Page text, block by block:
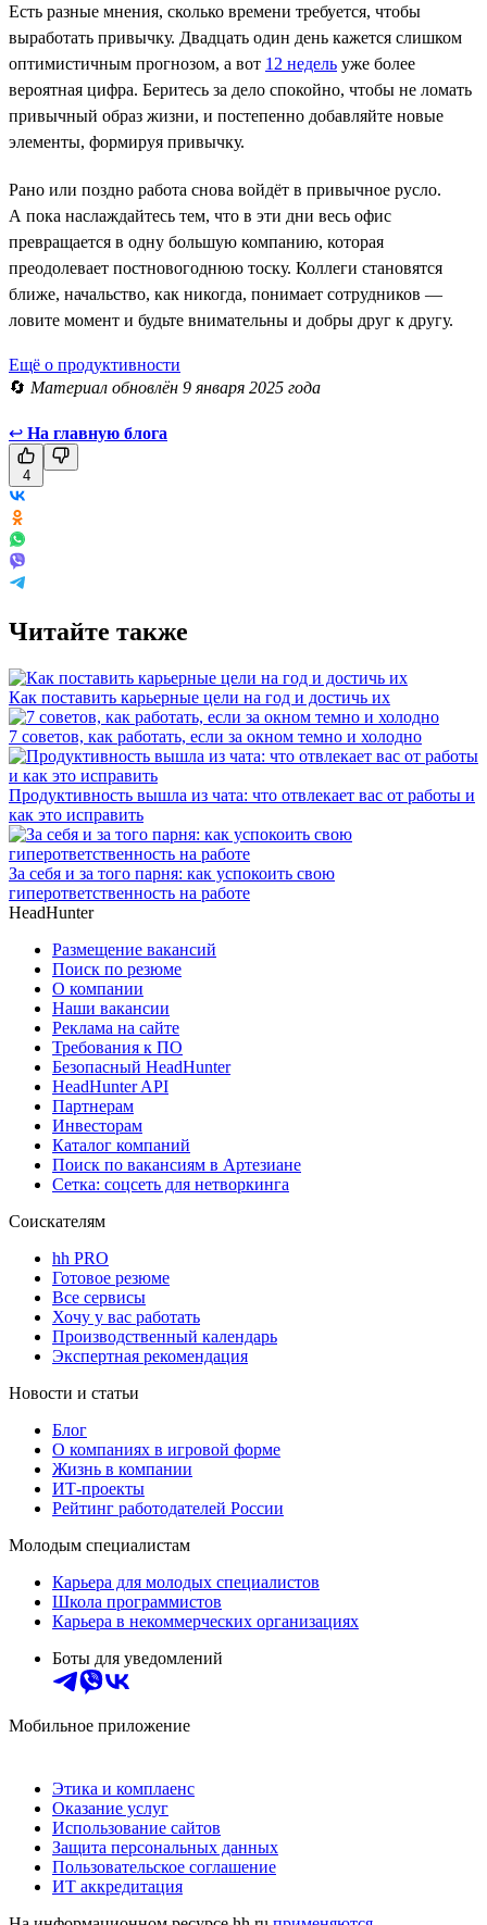
Есть разные мнения, сколько времени требуется, чтобы
выработать привычку. Двадцать один день кажется слишком
оптимистичным прогнозом, а вот 12 недель уже более
вероятная цифра. Беритесь за дело спокойно, чтобы не ломать
привычный образ жизни, и постепенно добавляйте новые
элементы, формируя привычку.
Рано или поздно работа снова войдёт в привычное русло.
А пока наслаждайтесь тем, что в эти дни весь офис
превращается в одну большую компанию, которая
преодолевает постновогоднюю тоску. Коллеги становятся
ближе, начальство, как никогда, понимает сотрудников —
ловите момент и будьте внимательны и добры друг к другу.
Ещё о продуктивности
🔄 Материал обновлён 9 января 2025 года
↩ На главную блога
4
Читайте также
Как поставить карьерные цели на год и достичь их
7 советов, как работать, если за окном темно и холодно
Продуктивность вышла из чата: что отвлекает вас от работы и
как это исправить
За себя и за того парня: как успокоить свою
гиперответственность на работе
HeadHunter
Размещение вакансий
Поиск по резюме
О компании
Наши вакансии
Реклама на сайте
Требования к ПО
Безопасный HeadHunter
HeadHunter API
Партнерам
Инвесторам
Каталог компаний
Поиск по вакансиям в Артезиане
Сетка: соцсеть для нетворкинга
Соискателям
hh PRO
Готовое резюме
Все сервисы
Хочу у вас работать
Производственный календарь
Экспертная рекомендация
Новости и статьи
Блог
О компаниях в игровой форме
Жизнь в компании
ИТ-проекты
Рейтинг работодателей России
Молодым специалистам
Карьера для молодых специалистов
Школа программистов
Карьера в некоммерческих организациях
Боты для уведомлений
Мобильное приложение
Этика и комплаенс
Оказание услуг
Использование сайтов
Защита персональных данных
Пользовательское соглашение
ИТ аккредитация